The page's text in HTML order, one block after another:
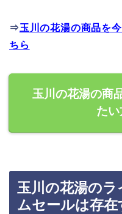
⇒玉川の花湯の商品を
ちら
玉川の花湯の商
た
玉川の花湯の
ムセールは存在